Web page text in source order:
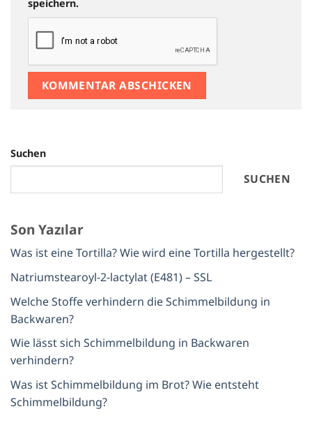
speichern.
Suchen
SUCHEN
Son Yazılar
Was ist eine Tortilla? Wie wird eine Tortilla hergestellt?
Natriumstearoyl-2-lactylat (E481) – SSL
Welche Stoffe verhindern die Schimmelbildung in
Backwaren?
Wie lässt sich Schimmelbildung in Backwaren
verhindern?
Was ist Schimmelbildung im Brot? Wie entsteht
Schimmelbildung?